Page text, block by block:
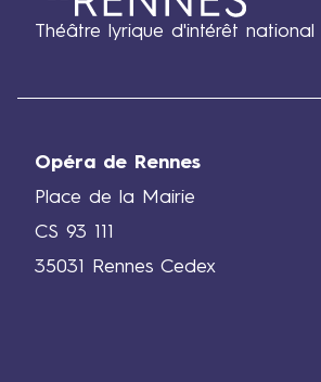
Théâtre lyrique d'intérêt national
Opéra de Rennes
Place de la Mairie
CS 93 111
35031 Rennes Cedex